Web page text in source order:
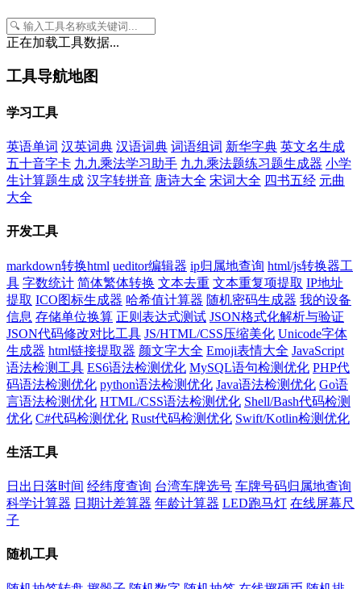
正在加载工具数据...
工具导航地图
学习工具
英语单词 汉英词典 汉语词典 词语组词 新华字典 英文名生成
五十音字卡 九九乘法学习助手 九九乘法题练习题生成器 小学
生计算题生成 汉字转拼音 唐诗大全 宋词大全 四书五经 元曲
大全
开发工具
markdown转换html ueditor编辑器 ip归属地查询 html/js转换器工
具 字数统计 简体繁体转换 文本去重 文本重复项提取 IP地址
提取 ICO图标生成器 哈希值计算器 随机密码生成器 我的设备
信息 存储单位换算 正则表达式测试 JSON格式化解析与验证
JSON代码修改对比工具 JS/HTML/CSS压缩美化 Unicode字体
生成器 html链接提取器 颜文字大全 Emoji表情大全 JavaScript
语法检测工具 ES6语法检测优化 MySQL语句检测优化 PHP代
码语法检测优化 python语法检测优化 Java语法检测优化 Go语
言语法检测优化 HTML/CSS语法检测优化 Shell/Bash代码检测
优化 C#代码检测优化 Rust代码检测优化 Swift/Kotlin检测优化
生活工具
日出日落时间 经纬度查询 台湾车牌选号 车牌号码归属地查询
科学计算器 日期计差算器 年龄计算器 LED跑马灯 在线屏幕尺
子
随机工具